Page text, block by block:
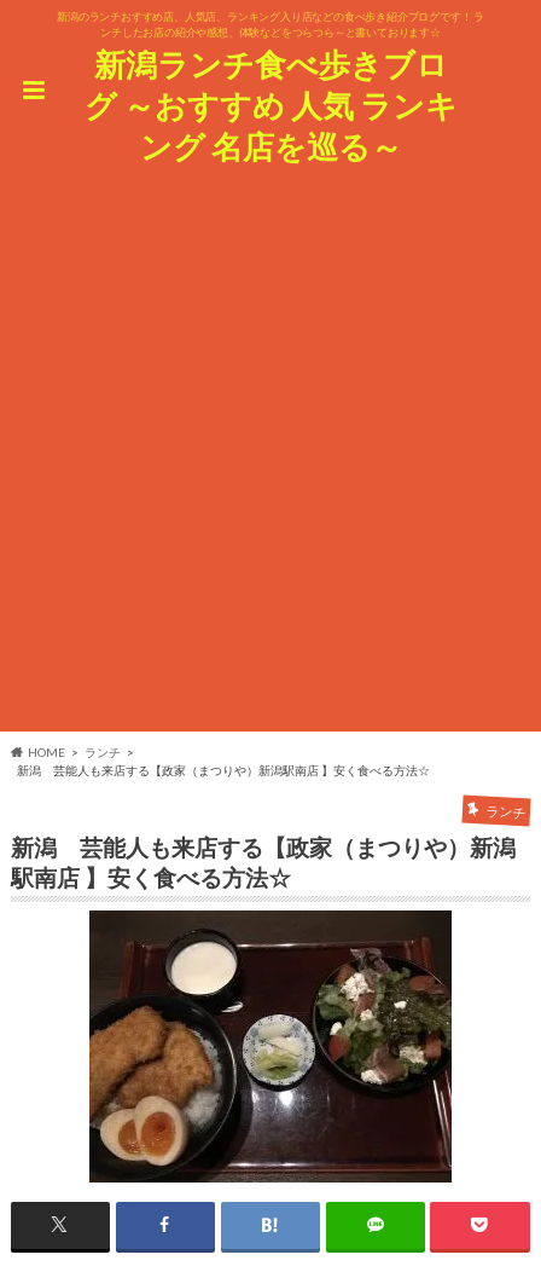
新潟のランチおすすめ店、人気店、ランキング入り店などの食べ歩き紹介ブログです！ ラ
ンチしたお店の紹介や感想、体験などをつらつら～と書いております☆
新潟ランチ食べ歩きブロ
グ ～おすすめ 人気 ランキ
ング 名店を巡る～
HOME
ランチ
新潟 芸能人も来店する【政家（まつりや）新潟駅南店 】安く食べる方法☆
ランチ
新潟 芸能人も来店する【政家（まつりや）新潟
駅南店 】安く食べる方法☆